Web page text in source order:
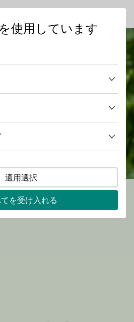
スタートページ
使用しています
適用選択
を受け入れる